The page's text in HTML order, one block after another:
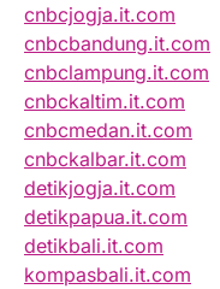
cnbcjogja.it.com
cnbcbandung.it.com
cnbclampung.it.com
cnbckaltim.it.com
cnbcmedan.it.com
cnbckalbar.it.com
detikjogja.it.com
detikpapua.it.com
detikbali.it.com
kompasbali.it.com